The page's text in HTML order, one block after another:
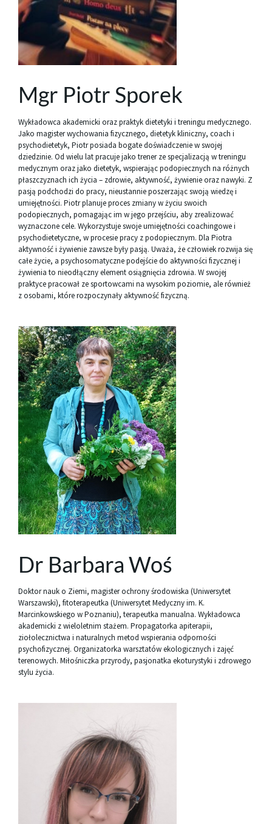
Mgr Piotr Sporek
Wykładowca akademicki oraz praktyk dietetyki i treningu medycznego.
Jako magister wychowania fizycznego, dietetyk kliniczny, coach i
psychodietetyk, Piotr posiada bogate doświadczenie w swojej
dziedzinie. Od wielu lat pracuje jako trener ze specjalizacją w treningu
medycznym oraz jako dietetyk, wspierając podopiecznych na różnych
płaszczyznach ich życia – zdrowie, aktywność, żywienie oraz nawyki. Z
pasją podchodzi do pracy, nieustannie poszerzając swoją wiedzę i
umiejętności. Piotr planuje proces zmiany w życiu swoich
podopiecznych, pomagając im w jego przejściu, aby zrealizować
wyznaczone cele. Wykorzystuje swoje umiejętności coachingowe i
psychodietetyczne, w procesie pracy z podopiecznym. Dla Piotra
aktywność i żywienie zawsze były pasją. Uważa, że człowiek rozwija się
całe życie, a psychosomatyczne podejście do aktywności fizycznej i
żywienia to nieodłączny element osiągnięcia zdrowia. W swojej
praktyce pracował ze sportowcami na wysokim poziomie, ale również
z osobami, które rozpoczynały aktywność fizyczną.
Dr Barbara Woś
Doktor nauk o Ziemi, magister ochrony środowiska (Uniwersytet
Warszawski), fitoterapeutka (Uniwersytet Medyczny im. K.
Marcinkowskiego w Poznaniu), terapeutka manualna. Wykładowca
akademicki z wieloletnim stażem. Propagatorka apiterapii,
ziołolecznictwa i naturalnych metod wspierania odporności
psychofizycznej. Organizatorka warsztatów ekologicznych i zajęć
terenowych. Miłośniczka przyrody, pasjonatka ekoturystyki i zdrowego
stylu życia.